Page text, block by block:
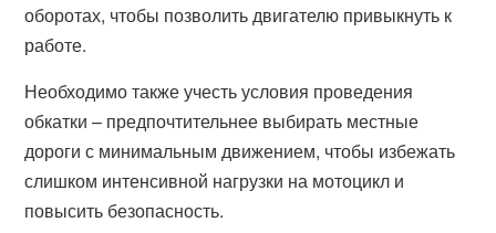
оборотах, чтобы позволить двигателю привыкнуть к
работе.
Необходимо также учесть условия проведения
обкатки – предпочтительнее выбирать местные
дороги с минимальным движением, чтобы избежать
слишком интенсивной нагрузки на мотоцикл и
повысить безопасность.